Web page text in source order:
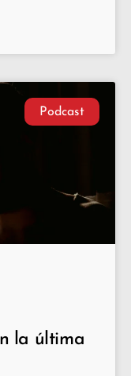
Podcast
la última